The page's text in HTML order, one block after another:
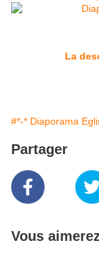
La
#*-* Diaporama
Partager
Vous